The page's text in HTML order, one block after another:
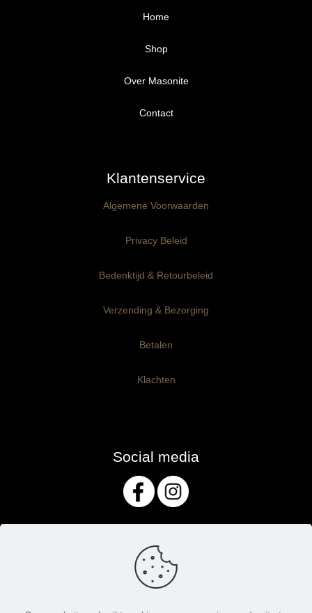
Home
Shop
Alle producten
Proefpakket
3mm dik
6mm dik
Kant-en-Klaar panelen
3mm dik
6mm dik
Ophangklaar panelen
Maatwerk
Over Masonite
Contact
Klantenservice
Algemene Voorwaarden
Privacy Beleid
Bedenktijd & Retourbeleid
Verzending & Bezorging
Betalen
Klachten
Social media